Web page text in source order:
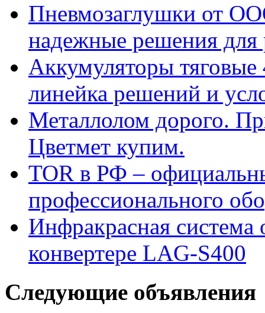
Пневмозаглушки от
надежные решения для
Аккумуляторы
линейка решений и
Металлолом дорого.
Цветмет купим.
TOR в РФ –
профессионального
Инфракрасная
конвертере LAG-S400
Следующие объявления